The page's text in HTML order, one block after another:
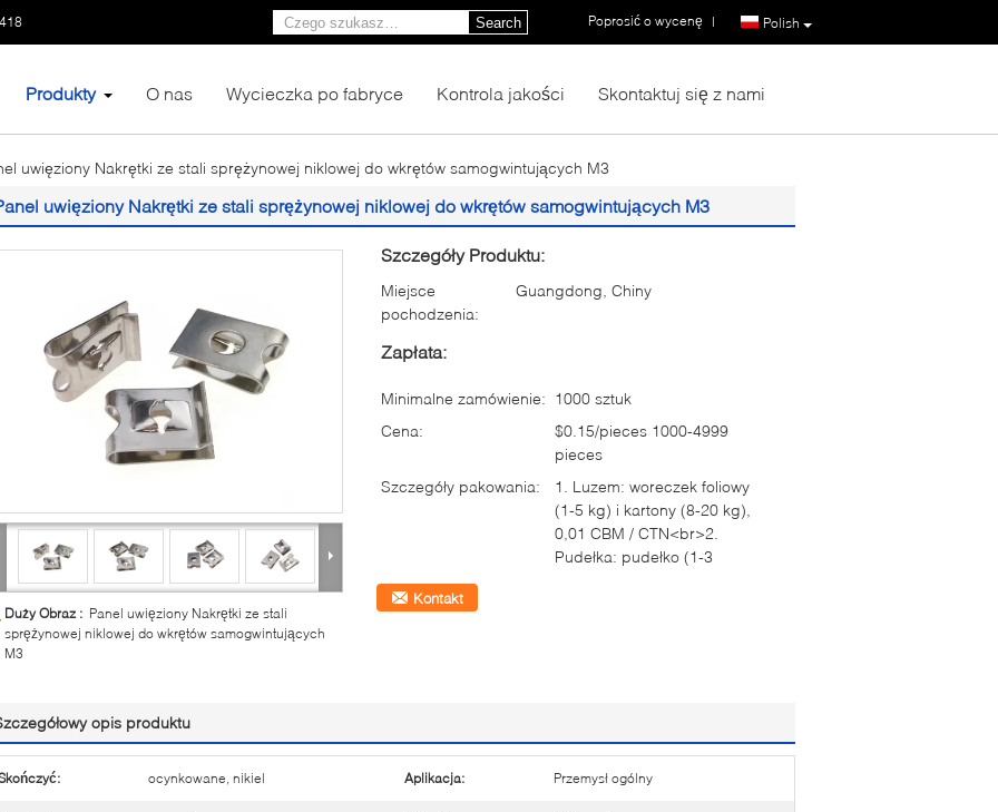
Polish
Poprosić o wycenę |
Search
Produkty O nas Wycieczka po fabryce Kontrola jakości Skontaktuj się z nami
uwięziony Nakrętki ze stali sprężynowej niklowej do wkrętów samogwintujących M3
uwięziony Nakrętki ze stali sprężynowej niklowej do wkrętów samogwintujących M3
Duży Obraz : Panel uwięziony Nakrętki ze stali
sprężynowej niklowej do wkrętów samogwintujących
M3
Szczegóły Produktu:
Miejsce
pochodzenia:
Guangdong, Chiny
Zapłata:
Minimalne zamówienie: 1000 sztuk
Cena:
$0.15/pieces 1000-4999
pieces
Szczegóły pakowania:
1. Luzem: woreczek foliowy
(1-5 kg) i kartony (8-20 kg),
0,01 CBM / CTN<br>2.
Pudełka: pudełko (1-3
Kontakt
opis produktu
ocynkowane, nikiel Aplikacja: Przemysł ogólny